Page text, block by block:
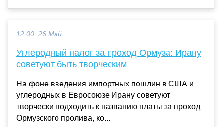
12:00, 26 Май
Углеродный налог за проход Ормуза: Ирану
советуют быть творческим
На фоне введения импортных пошлин в США и
углеродных в Евросоюзе Ирану советуют
творчески подходить к названию платы за проход
Ормузского пролива, ко...